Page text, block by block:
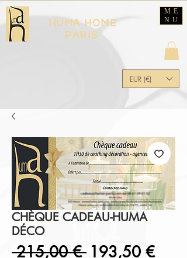
EUR (€)
ME
NU
HÙMA HOME
PARIS
CHÈQUE CADEAU-HUMA
DÉCO
215,00 € Prix
193,50 €Prix